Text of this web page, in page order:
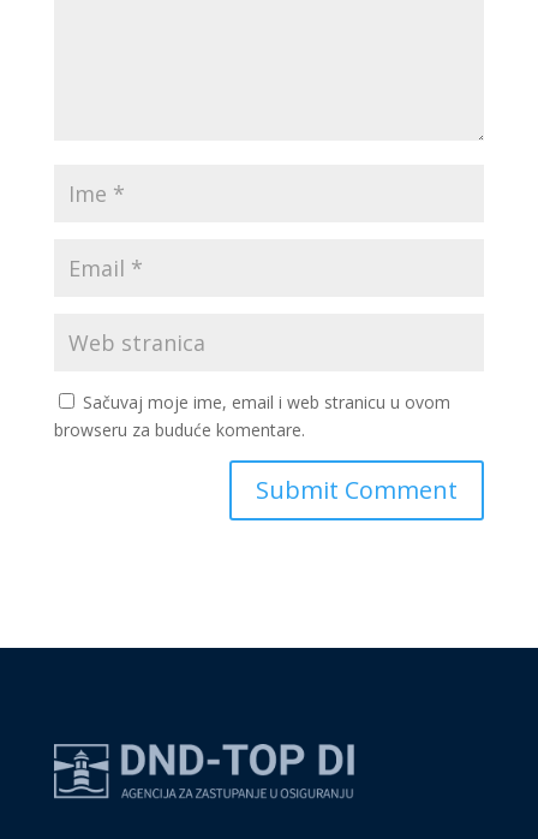
Sačuvaj moje ime, email i web stranicu u ovom
browseru za buduće komentare.